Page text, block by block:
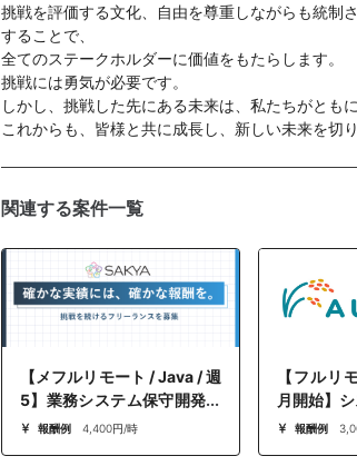
挑戦を評価する文化、自由を尊重しながらも統制
することで、
全てのステークホルダーに価値をもたらします。
挑戦には勇気が必要です。
しかし、挑戦した先にある未来は、私たちがとも
これからも、皆様と共に成⾧し、新しい未来を切
関連する案件一覧
【メフルリモート / Java / 週
5】業務システム保守開発案
件
報酬例 4,400円/時
【フルリ
月開始】
報酬例